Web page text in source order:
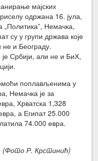
мајских
одржана 16. јула,
„Политика”, Немачка,
су у групи држава које
не и Београду.
је Србији, али не и БиХ,
поплављенима у
Немачка је за
Хрватска 1,328
а Египат 25.000
74.000 евра.
(Фото Р. Крстинић)